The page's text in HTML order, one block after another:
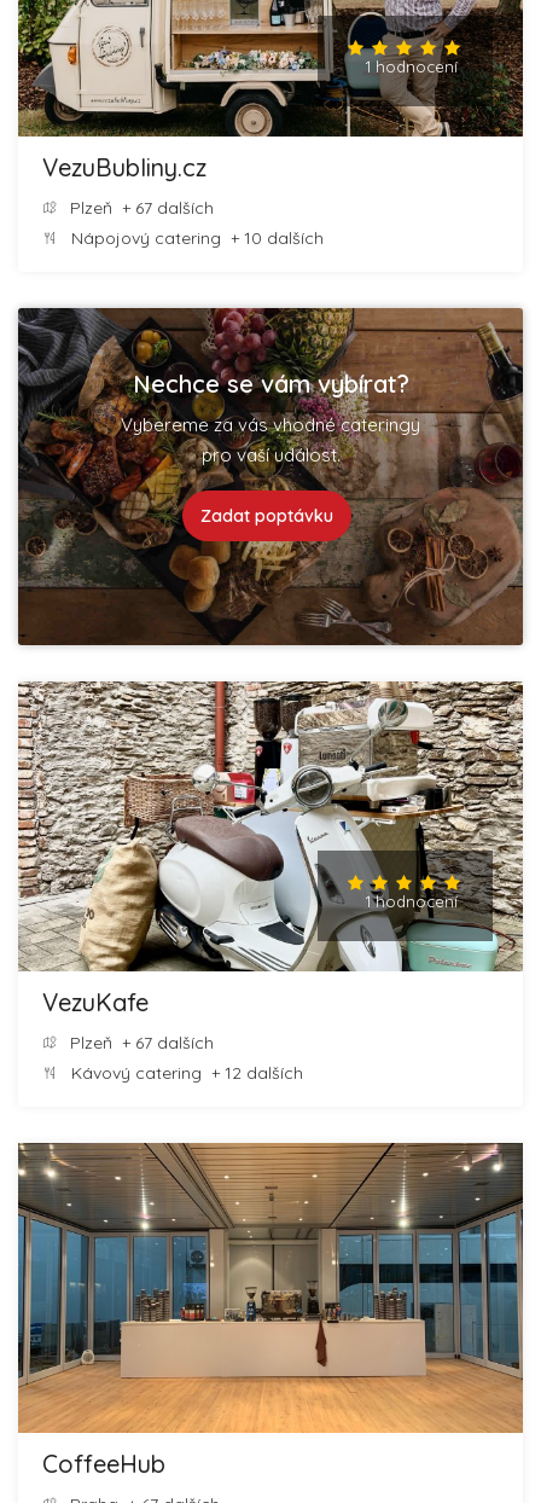
1 hodnocení
VezuBubliny.cz
Plzeň + 67 dalších
Nápojový catering + 10 dalších
Nechce se vám vybírat?
Vybereme za vás vhodné cateringy
pro vaší událost.
Zadat poptávku
1 hodnocení
VezuKafe
Plzeň + 67 dalších
Kávový catering + 12 dalších
CoffeeHub